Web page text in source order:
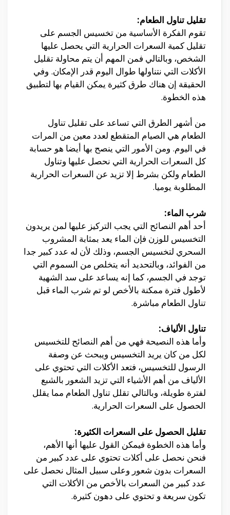
تقليل تناول الطعام:
تقوم الفكرة الأساسية من تخسيس الجسم على
تقليل كمية السعرات الحرارية التي يحصل عليها
الشخص، وبالتالي فمن المهم أن يتم محاولة تقليل
الأكلات التي نتناولها طوال اليوم قدر الإمكان. وفي
الحقيقة إن هناك طرق كثيرة يمكن القيام بها لتطبيق
هذه الخطوة.
من أشهر الطرق التي تساعد على تقليل تناول
الطعام هي الصيام المتقطع لعدد معين من المرات
في اليوم. ومن الأمور التي ينصح بها أيضا هو حسابة
كل السعرات الحرارية التي نحصل عليها وتناول
الطعام ولكن بشرط إلا تزيد عن السعرات الحرارية
المطلوبة يوميا.
شرب الماء:
أحد أهم النصائح التي يجب التركيز عليها لمن يريدون
التخسيس للوزن فإن الماء يعد بمثابة المشروب
السحري لتخسيس الجسم، وذلك لأن له عدد كبير جدا
من الفوائد، وبالتحديد أنه يتخلص من السموم التي
توجد في الجسم، كما إنه يساعد على سد الشهية
لأطول فترة ممكنة بالأخص لو تم شرب الماء قبل
تناول الطعام مباشرة.
تناول الألياف:
وأما هذه النصيحة فهي من أهم النصائح للتخسيس
لكل من كان يريد التخسيس ويبحث عن وصفة
الرسول للتخسيس، فتعد الأكلات التي تحتوي على
الألياف من أهم الأشياء التي تزيد الشعور بالشبع
لفترة طويلة، وبالتالي تقلل تناول الطعام مما يقلل
الحصول على السعرات الحرارية.
تقليل الحصول على السعرات الكثيرة:
وأما هذه الخطوة فيمكن القول عليها أنها الأهم،
فنحن نحصل على أكلات تحتوي على عدد كبير من
السعرات بدون شعور وعلى سبيل المثال نحصل على
عدد كبير من السعرات بالأخص من الأكلات التي
تكون سريعة و تحتوي على دهون كثيرة.